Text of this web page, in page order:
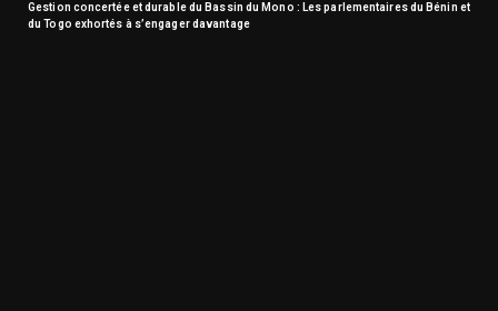
Gestion concertée et durable du Bassin du Mono : Les parlementaires du Bénin et
du Togo exhortés à s’engager davantage